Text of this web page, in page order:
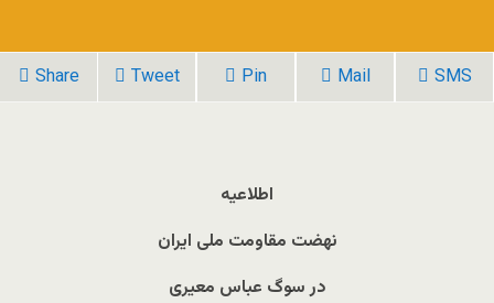
Share Tweet Pin Mail SMS
اطلاعیه
نهضت مقاومت ملی ایران
در سوگ عباس معیری